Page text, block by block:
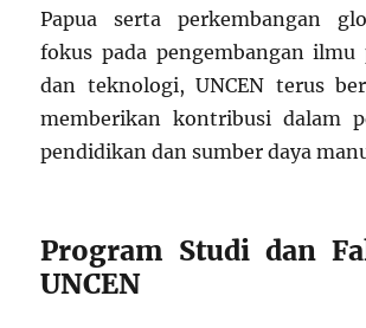
Papua serta perkembangan
fokus pada pengembangan ilmu
dan teknologi, UNCEN terus
memberikan kontribusi dalam
pendidikan dan sumber daya
Program Studi dan
UNCEN